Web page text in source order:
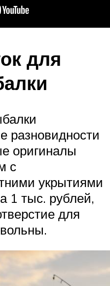
для
разновидности
оригиналы
с
укрытиями
1 тыс. рублей,
для